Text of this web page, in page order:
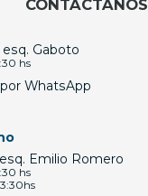
CONTÁCTANOS
esq. Gaboto
hs
WhatsApp
Emilio Romero
hs